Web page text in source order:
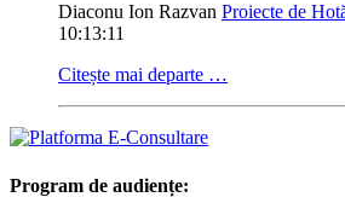
Diaconu Ion Razvan Proiecte de
10:13:11
Citește mai departe …
Program de audiențe: